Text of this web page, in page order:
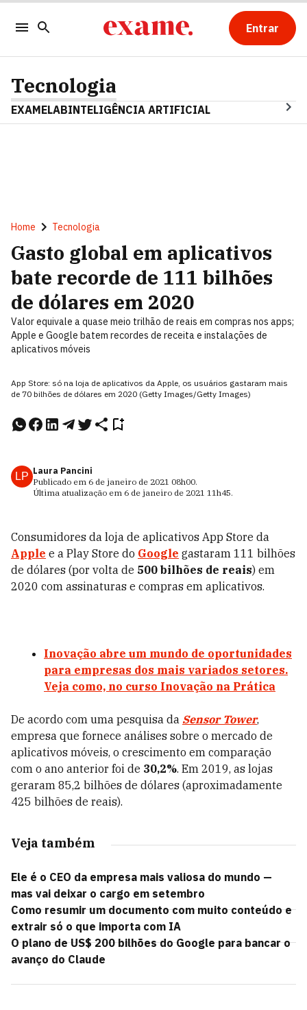
Entrar
Tecnologia
EXAMELABINTELIGÊNCIA ARTIFICIAL
Home Tecnologia
Gasto global em aplicativos
bate recorde de 111 bilhões
de dólares em 2020
Valor equivale a quase meio trilhão de reais em compras nos apps;
Apple e Google batem recordes de receita e instalações de
aplicativos móveis
App Store: só na loja de aplicativos da Apple, os usuários gastaram mais
de 70 bilhões de dólares em 2020 (Getty Images/Getty Images)
LP Laura Pancini
Publicado em 6 de janeiro de 2021 08h00.
Última atualização em 6 de janeiro de 2021 11h45.
Consumidores da loja de aplicativos App Store da
Apple e a Play Store do Google gastaram 111 bilhões
de dólares (por volta de 500 bilhões de reais) em
2020 com assinaturas e compras em aplicativos.
Inovação abre um mundo de oportunidades
para empresas dos mais variados setores.
Veja como, no curso Inovação na Prática
De acordo com uma pesquisa da Sensor Tower,
empresa que fornece análises sobre o mercado de
aplicativos móveis, o crescimento em comparação
com o ano anterior foi de 30,2%. Em 2019, as lojas
geraram 85,2 bilhões de dólares (aproximadamente
425 bilhões de reais).
Veja também
Ele é o CEO da empresa mais valiosa do mundo —
mas vai deixar o cargo em setembro
Como resumir um documento com muito conteúdo e
extrair só o que importa com IA
O plano de US$ 200 bilhões do Google para bancar o
avanço do Claude